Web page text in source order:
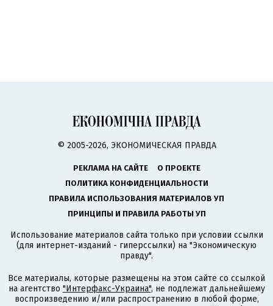
© 2005-2026, ЭКОНОМИЧЕСКАЯ ПРАВДА
РЕКЛАМА НА САЙТЕ
О ПРОЕКТЕ
ПОЛИТИКА КОНФИДЕНЦИАЛЬНОСТИ
ПРАВИЛА ИСПОЛЬЗОВАНИЯ МАТЕРИАЛОВ УП
ПРИНЦИПЫ И ПРАВИЛА РАБОТЫ УП
Использование материалов сайта только при условии ссылки
(для интернет-изданий - гиперссылки) на "Экономическую
правду".
Все материалы, которые размещены на этом сайте со ссылкой
на агентство "Интерфакс-Украина", не подлежат дальнейшему
воспроизведению и/или распространению в любой форме,